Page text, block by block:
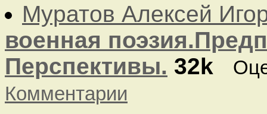
Муратов Алексей
военная
Перспективы. 32k
Комментарии